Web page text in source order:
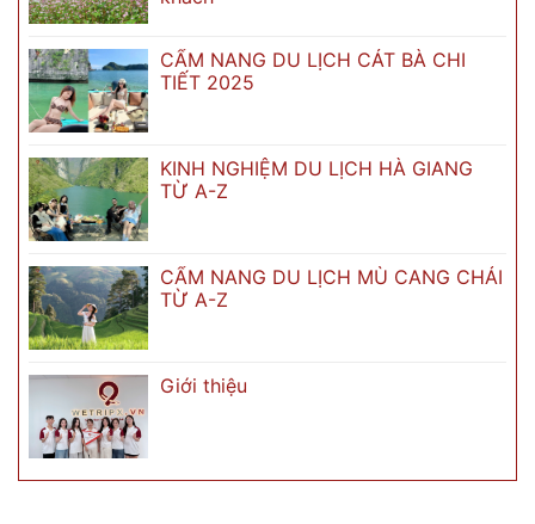
CẨM NANG DU LỊCH CÁT BÀ CHI
TIẾT 2025
KINH NGHIỆM DU LỊCH HÀ GIANG
TỪ A-Z
CẨM NANG DU LỊCH MÙ CANG CHẢI
TỪ A-Z
Giới thiệu